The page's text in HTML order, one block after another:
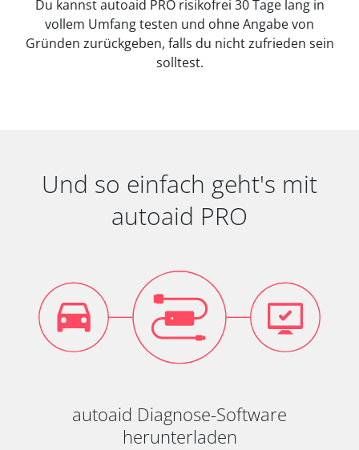
Du kannst autoaid PRO risikofrei 30 Tage lang in
vollem Umfang testen und ohne Angabe von
Gründen zurückgeben, falls du nicht zufrieden sein
solltest.
Und so einfach geht's mit
autoaid PRO
autoaid Diagnose-Software
herunterladen